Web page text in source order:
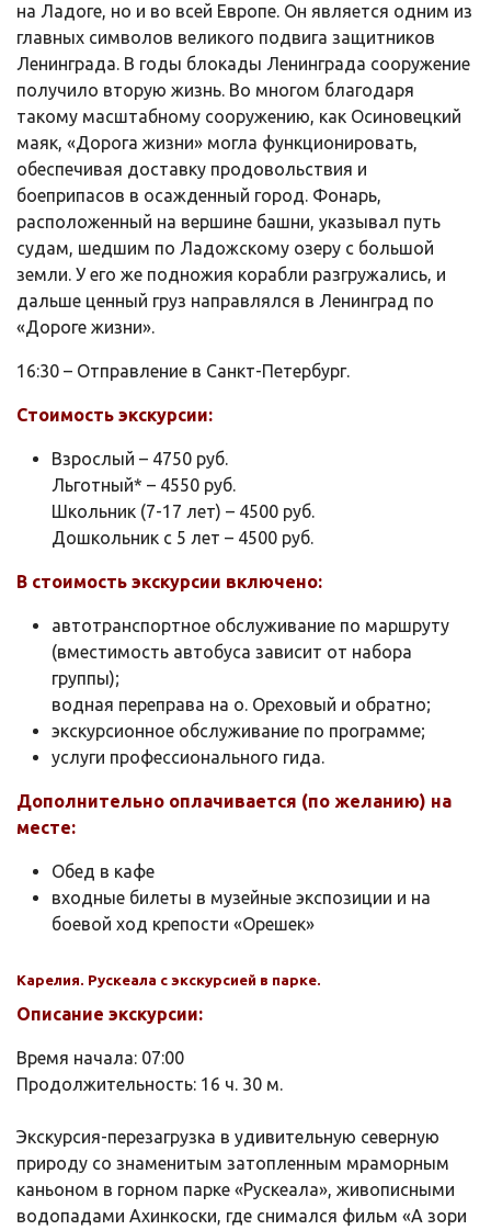
на Ладоге, но и во всей Европе. Он является одним из
главных символов великого подвига защитников
Ленинграда. В годы блокады Ленинграда сооружение
получило вторую жизнь. Во многом благодаря
такому масштабному сооружению, как Осиновецкий
маяк, «Дорога жизни» могла функционировать,
обеспечивая доставку продовольствия и
боеприпасов в осажденный город. Фонарь,
расположенный на вершине башни, указывал путь
судам, шедшим по Ладожскому озеру с большой
земли. У его же подножия корабли разгружались, и
дальше ценный груз направлялся в Ленинград по
«Дороге жизни».
16:30 – Отправление в Санкт-Петербург.
Стоимость экскурсии:
Взрослый – 4750 руб.
Льготный* – 4550 руб.
Школьник (7-17 лет) – 4500 руб.
Дошкольник с 5 лет – 4500 руб.
В стоимость экскурсии включено:
автотранспортное обслуживание по маршруту
(вместимость автобуса зависит от набора
группы);
водная переправа на о. Ореховый и обратно;
экскурсионное обслуживание по программе;
услуги профессионального гида.
Дополнительно оплачивается (по желанию) на
месте:
Обед в кафе
входные билеты в музейные экспозиции и на
боевой ход крепости «Орешек»
Карелия. Рускеала с экскурсией в парке.
Описание экскурсии:
Время начала: 07:00
Продолжительность: 16 ч. 30 м.
Экскурсия-перезагрузка в удивительную северную
природу со знаменитым затопленным мраморным
каньоном в горном парке «Рускеала», живописными
водопадами Ахинкоски, где снимался фильм «А зори